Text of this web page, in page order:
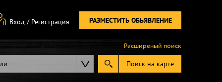
РАЗМЕСТИТЬ ОБЬЯВЛЕНИЕ
Вход / Регистрация
Поиск на карте
Расширеный поиск